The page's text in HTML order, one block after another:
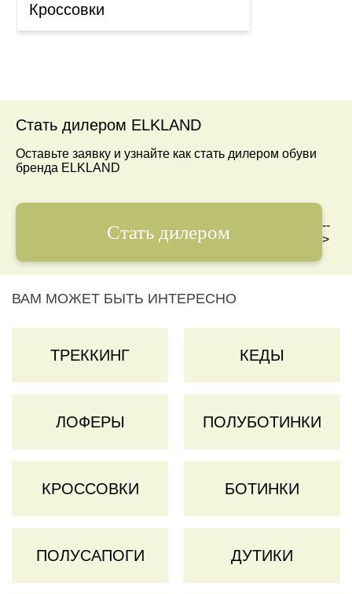
Кроссовки
Стать дилером ELKLAND
Оставьте заявку и узнайте как стать дилером обуви
бренда ELKLAND
Стать дилером
--
>
ВАМ МОЖЕТ БЫТЬ ИНТЕРЕСНО
ТРЕККИНГ КЕДЫ
ЛОФЕРЫ ПОЛУБОТИНКИ
КРОССОВКИ БОТИНКИ
ПОЛУСАПОГИ ДУТИКИ